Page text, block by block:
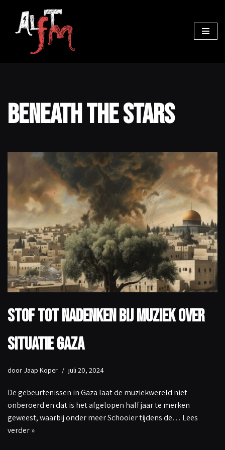
Beneath The Stars
Stof tot nadenken bij muziek over
situatie Gaza
door Jaap Koper juli 20, 2024
De gebeurtenissen in Gaza laat de muziekwereld niet
onberoerd en dat is het afgelopen half jaar te merken
geweest, waarbij onder meer Schooier tijdens de… Lees
verder »